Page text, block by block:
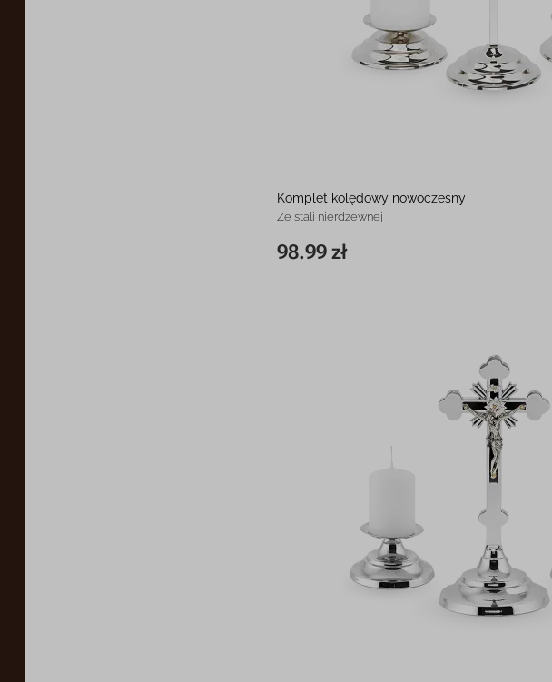
Komplet kolędowy nowoczesny
Ze stali nierdzewnej
98.99 zł
19 cm